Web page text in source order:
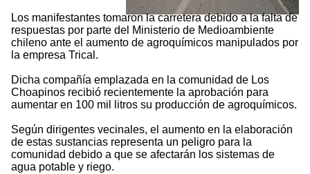
Los manifestantes tomaron la carretera debido a la falta de
respuestas por parte del Ministerio de Medioambiente
chileno ante el aumento de agroquímicos manipulados por
la empresa Trical.
Dicha compañía emplazada en la comunidad de Los
Choapinos recibió recientemente la aprobación para
aumentar en 100 mil litros su producción de agroquímicos.
Según dirigentes vecinales, el aumento en la elaboración
de estas sustancias representa un peligro para la
comunidad debido a que se afectarán los sistemas de
agua potable y riego.